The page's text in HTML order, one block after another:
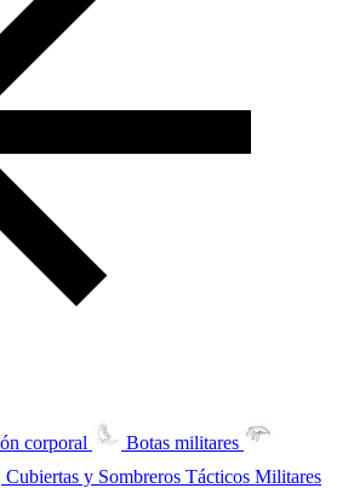
corporal
Botas militares
Cubiertas y Sombreros Tácticos Militares